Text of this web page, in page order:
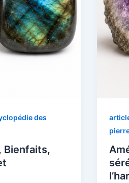
des
Bienfaits,